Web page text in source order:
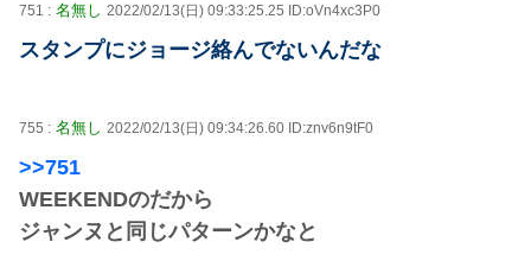
751 : 名無し 2022/02/13(日) 09:33:25.25 ID:oVn4xc3P0
スタンプにジョージ絡んでないんだな
755 : 名無し 2022/02/13(日) 09:34:26.60 ID:znv6n9tF0
>>751
WEEKENDのだから
ジャンヌと同じパターンかなと